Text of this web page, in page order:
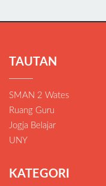
TAUTAN
SMAN 2 Wates
Ruang Guru
Jogja Belajar
UNY
KATEGORI